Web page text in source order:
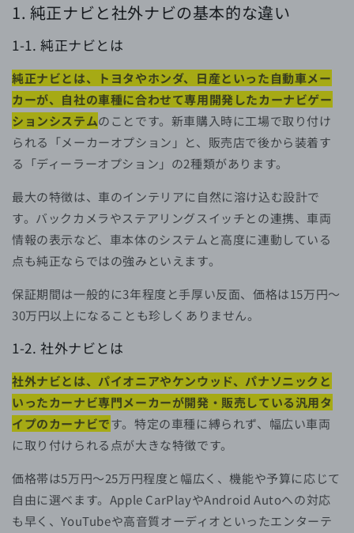
1. 純正ナビと社外ナビの基本的な違い
1-1. 純正ナビとは
純正ナビとは、トヨタやホンダ、日産といった自動車メー
カーが、自社の車種に合わせて専用開発したカーナビゲー
ションシステムのことです。新車購入時に工場で取り付け
られる「メーカーオプション」と、販売店で後から装着す
る「ディーラーオプション」の2種類があります。
最大の特徴は、車のインテリアに自然に溶け込む設計で
す。バックカメラやステアリングスイッチとの連携、車両
情報の表示など、車本体のシステムと高度に連動している
点も純正ならではの強みといえます。
保証期間は一般的に3年程度と手厚い反面、価格は15万円〜
30万円以上になることも珍しくありません。
1-2. 社外ナビとは
社外ナビとは、パイオニアやケンウッド、パナソニックと
いったカーナビ専門メーカーが開発・販売している汎用タ
イプのカーナビです。特定の車種に縛られず、幅広い車両
に取り付けられる点が大きな特徴です。
価格帯は5万円〜25万円程度と幅広く、機能や予算に応じて
自由に選べます。Apple CarPlayやAndroid Autoへの対応
も早く、YouTubeや高音質オーディオといったエンターテ